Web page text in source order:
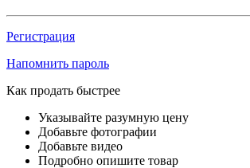
Регистрация
Напомнить пароль
Как продать быстрее
Указывайте разумную цену
Добавьте фотографии
Добавьте видео
Подробно опишите товар